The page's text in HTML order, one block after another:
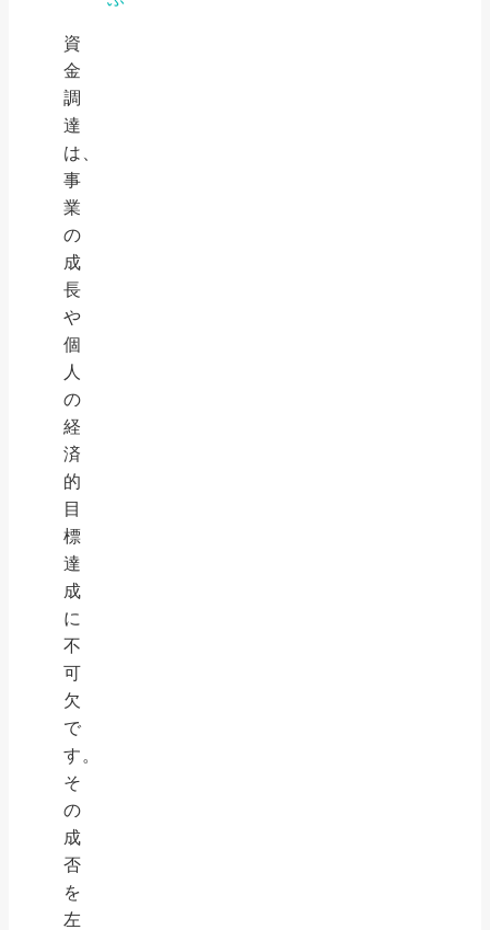
資
金
調
達
は、
事
業
の
成
長
や
個
人
の
経
済
的
目
標
達
成
に
不
可
欠
で
す。
そ
の
成
否
を
左